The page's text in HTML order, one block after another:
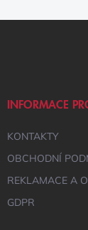
INFORMACE
KONTAKTY
OBCHODNÍ
REKLAMACE A
GDPR